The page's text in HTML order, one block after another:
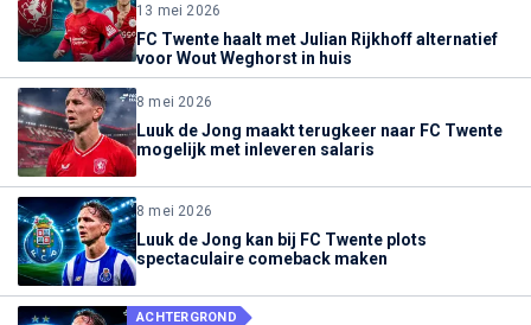
13 mei 2026
FC Twente haalt met Julian Rijkhoff alternatief
voor Wout Weghorst in huis
8 mei 2026
Luuk de Jong maakt terugkeer naar FC Twente
mogelijk met inleveren salaris
8 mei 2026
Luuk de Jong kan bij FC Twente plots
spectaculaire comeback maken
ACHTERGROND